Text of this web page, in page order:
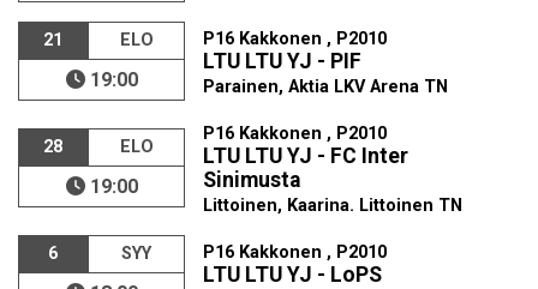
21 ELO
19:00
P16 Kakkonen , P2010
LTU LTU YJ - PIF
Parainen, Aktia LKV Arena TN
28 ELO
19:00
P16 Kakkonen , P2010
LTU LTU YJ - FC Inter
Sinimusta
Littoinen, Kaarina. Littoinen TN
6 SYY P16 Kakkonen , P2010
LTU LTU YJ - LoPS